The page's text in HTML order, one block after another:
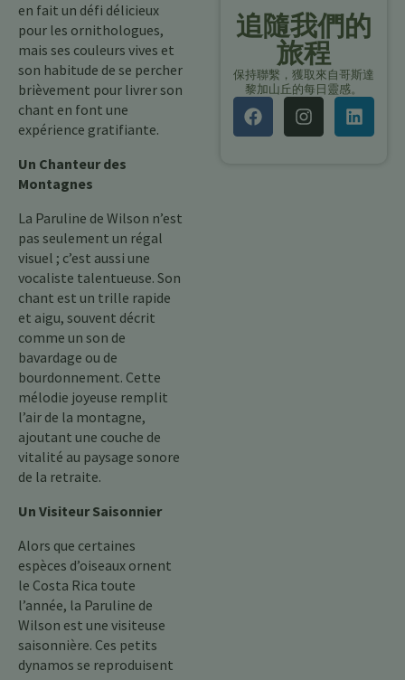
en fait un défi délicieux
pour les ornithologues,
mais ses couleurs vives et
son habitude de se percher
brièvement pour livrer son
chant en font une
expérience gratifiante.
Un Chanteur des
Montagnes
La Paruline de Wilson n’est
pas seulement un régal
visuel ; c’est aussi une
vocaliste talentueuse. Son
chant est un trille rapide
et aigu, souvent décrit
comme un son de
bavardage ou de
bourdonnement. Cette
mélodie joyeuse remplit
l’air de la montagne,
ajoutant une couche de
vitalité au paysage sonore
de la retraite.
Un Visiteur Saisonnier
Alors que certaines
espèces d’oiseaux ornent
le Costa Rica toute
l’année, la Paruline de
Wilson est une visiteuse
saisonnière. Ces petits
dynamos se reproduisent
追隨我們的
旅程
保持聯繫，獲取來自哥斯達
黎加山丘的每日靈感。